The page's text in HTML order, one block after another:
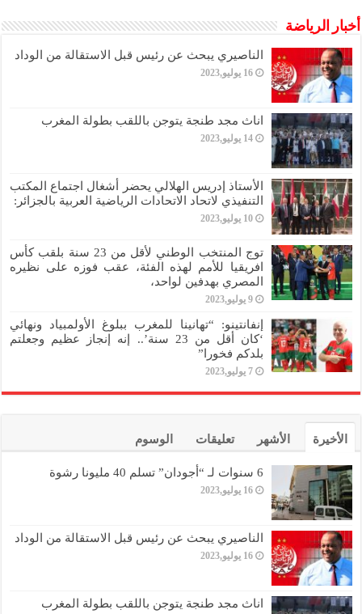
أخبار الرياضة
الناصيري يبحث عن رئيس قبل الاستقالة من الوداد
16 يوليو,2023
اناث مجد طنجة يتوجن باللقب بطولة المغرب
14 يوليو,2023
الأستاذ إدريس الهلالي يحضر أشغال اجتماع المكتب
التنفيذي لاتحاد الاتحادات الرياضية العربية بالجزائر:
10 يوليو,2023
توج المنتخب الوطني لأقل من 23 سنة بلقب كأس
افريقيا للأمم لهذه الفئة، عقب فوزه على نظيره
المصري بهدفين لواحد،
9 يوليو,2023
إنفانتينو: “تهانينا للمغرب ببلوغ الأولمبياد ونهائي
‘كان أقل من 23 سنة’.. إنه إنجاز عظيم وجعلتم
بلدكم فخورا”
7 يوليو,2023
الأخيرة الأشهر تعليقات الوسوم
6 سنوات لـ “أجودان” تسلم 40 مليونا رشوة
16 يوليو,2023
الناصيري يبحث عن رئيس قبل الاستقالة من الوداد
16 يوليو,2023
اناث مجد طنجة يتوجن باللقب بطولة المغرب